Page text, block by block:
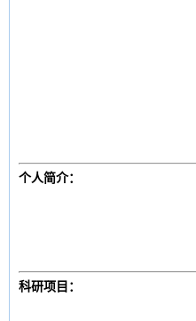
个人简介：
科研项目：